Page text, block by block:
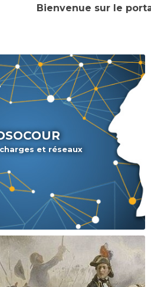
Bienvenue sur le
et réseaux